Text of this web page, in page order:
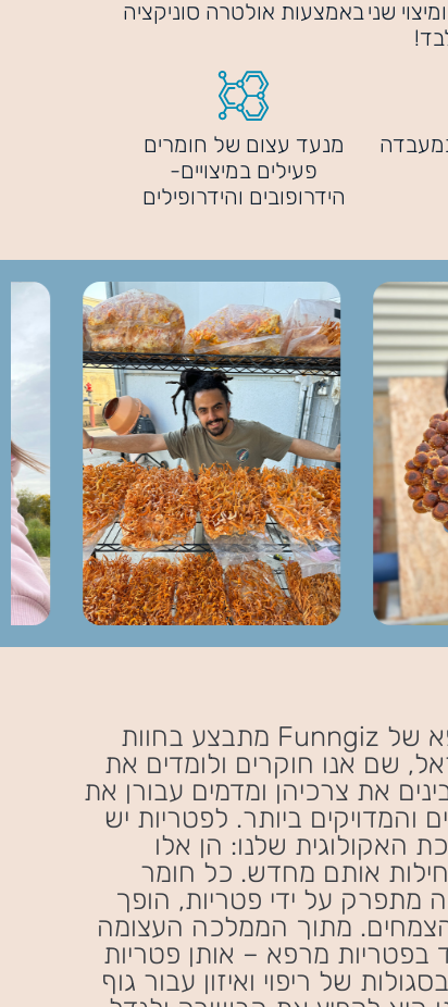
שניבאמצעות אולטרה סוניקציה
מנעד עצום של חומרים
פעילים במיצויים-
הידרופובים והידרופילים
גידול פטריות המרפא של Funngiz מתבצע בחוות
שם אנו חוקרים ולומדים את
את צרכיהן ומדמים עבורן את
והמדויקים ביותר. לפטריות יש
האקולוגית שלנו: הן אלו
אותם מחדש. כל חומר
מתפרק על ידי פטריות, הופך
הצמחים. מתוך הממלכה העצומה
בפטריות מרפא – אותן פטריות
של ריפוי ואיזון עבור גוף